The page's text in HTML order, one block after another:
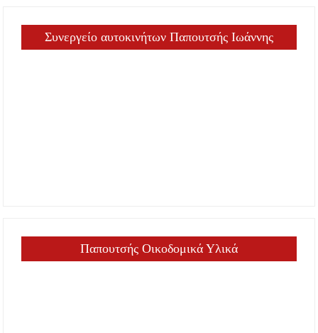
Συνεργείο αυτοκινήτων Παπουτσής Ιωάννης
Παπουτσής Οικοδομικά Υλικά